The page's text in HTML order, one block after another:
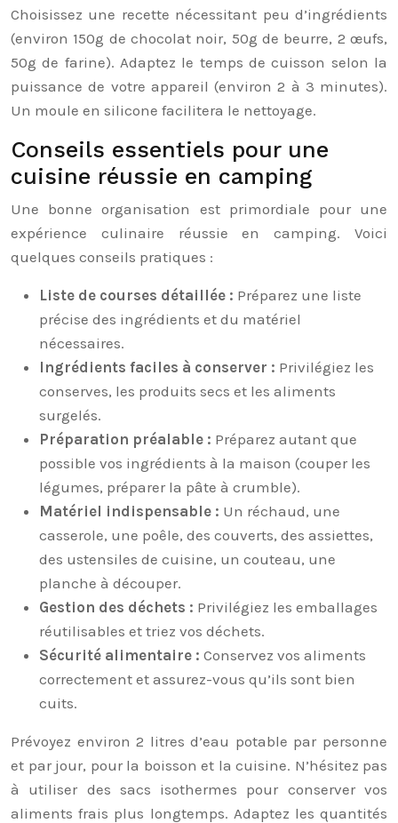
Choisissez une recette nécessitant peu d’ingrédients
(environ 150g de chocolat noir, 50g de beurre, 2 œufs,
50g de farine). Adaptez le temps de cuisson selon la
puissance de votre appareil (environ 2 à 3 minutes).
Un moule en silicone facilitera le nettoyage.
Conseils essentiels pour une
cuisine réussie en camping
Une bonne organisation est primordiale pour une
expérience culinaire réussie en camping. Voici
quelques conseils pratiques :
Liste de courses détaillée : Préparez une liste
précise des ingrédients et du matériel
nécessaires.
Ingrédients faciles à conserver : Privilégiez les
conserves, les produits secs et les aliments
surgelés.
Préparation préalable : Préparez autant que
possible vos ingrédients à la maison (couper les
légumes, préparer la pâte à crumble).
Matériel indispensable : Un réchaud, une
casserole, une poêle, des couverts, des assiettes,
des ustensiles de cuisine, un couteau, une
planche à découper.
Gestion des déchets : Privilégiez les emballages
réutilisables et triez vos déchets.
Sécurité alimentaire : Conservez vos aliments
correctement et assurez-vous qu’ils sont bien
cuits.
Prévoyez environ 2 litres d’eau potable par personne
et par jour, pour la boisson et la cuisine. N’hésitez pas
à utiliser des sacs isothermes pour conserver vos
aliments frais plus longtemps. Adaptez les quantités